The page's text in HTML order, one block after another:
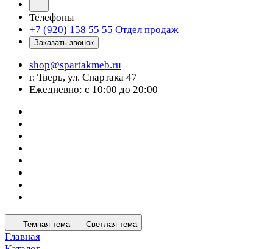
Телефоны
+7 (920) 158 55 55 Отдел продаж
Заказать звонок
shop@spartakmeb.ru
г. Тверь, ул. Спартака 47
Ежедневно: с 10:00 до 20:00
Темная тема Светлая тема
Главная